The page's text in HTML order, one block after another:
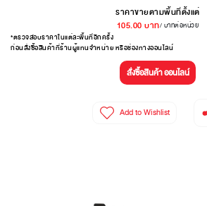
ราคาขายตามพื้นที่ตั้งแต่
105.00 บาท/ บาทต่อหน่วย
*ตรวจสอบราคาในแต่ละพื้นที่อีกครั้ง
ก่อนสั่งซื้อสินค้าที่ร้านผู้แทนจำหน่าย หรือช่องทางออนไลน์
สั่งซื้อสินค้า ออนไลน์
Add to Wishlist